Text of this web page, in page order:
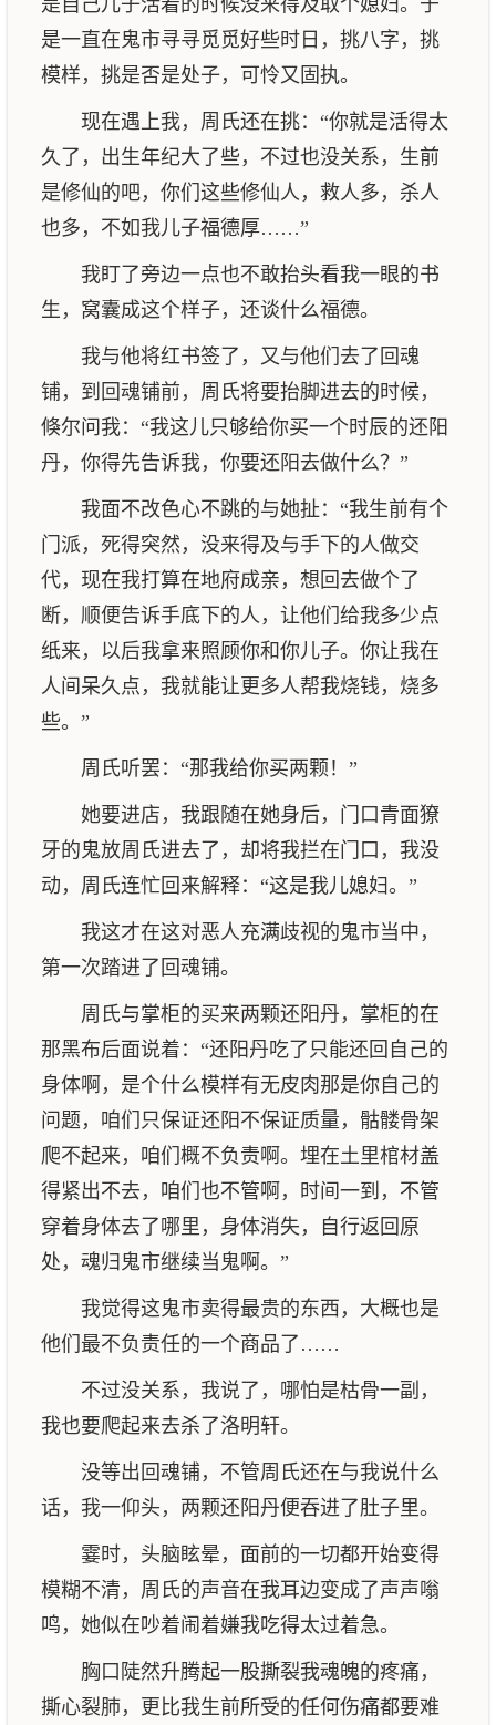
是自己儿子活着的时候没来得及取个媳妇。于
是一直在鬼市寻寻觅觅好些时日，挑八字，挑
模样，挑是否是处子，可怜又固执。
现在遇上我，周氏还在挑：“你就是活得太
久了，出生年纪大了些，不过也没关系，生前
是修仙的吧，你们这些修仙人，救人多，杀人
也多，不如我儿子福德厚……”
我盯了旁边一点也不敢抬头看我一眼的书
生，窝囊成这个样子，还谈什么福德。
我与他将红书签了，又与他们去了回魂
铺，到回魂铺前，周氏将要抬脚进去的时候，
倏尔问我：“我这儿只够给你买一个时辰的还阳
丹，你得先告诉我，你要还阳去做什么？”
我面不改色心不跳的与她扯：“我生前有个
门派，死得突然，没来得及与手下的人做交
代，现在我打算在地府成亲，想回去做个了
断，顺便告诉手底下的人，让他们给我多少点
纸来，以后我拿来照顾你和你儿子。你让我在
人间呆久点，我就能让更多人帮我烧钱，烧多
些。”
周氏听罢：“那我给你买两颗！”
她要进店，我跟随在她身后，门口青面獠
牙的鬼放周氏进去了，却将我拦在门口，我没
动，周氏连忙回来解释：“这是我儿媳妇。”
我这才在这对恶人充满歧视的鬼市当中，
第一次踏进了回魂铺。
周氏与掌柜的买来两颗还阳丹，掌柜的在
那黑布后面说着：“还阳丹吃了只能还回自己的
身体啊，是个什么模样有无皮肉那是你自己的
问题，咱们只保证还阳不保证质量，骷髅骨架
爬不起来，咱们概不负责啊。埋在土里棺材盖
得紧出不去，咱们也不管啊，时间一到，不管
穿着身体去了哪里，身体消失，自行返回原
处，魂归鬼市继续当鬼啊。”
我觉得这鬼市卖得最贵的东西，大概也是
他们最不负责任的一个商品了……
不过没关系，我说了，哪怕是枯骨一副，
我也要爬起来去杀了洛明轩。
没等出回魂铺，不管周氏还在与我说什么
话，我一仰头，两颗还阳丹便吞进了肚子里。
霎时，头脑眩晕，面前的一切都开始变得
模糊不清，周氏的声音在我耳边变成了声声嗡
鸣，她似在吵着闹着嫌我吃得太过着急。
胸口陡然升腾起一股撕裂我魂魄的疼痛，
撕心裂肺，更比我生前所受的任何伤痛都要难